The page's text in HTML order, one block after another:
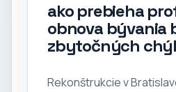
ako prebieha
obnova bývania
zbytočných
Rekonštrukcie v